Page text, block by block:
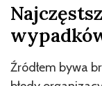
Źródłem bywa